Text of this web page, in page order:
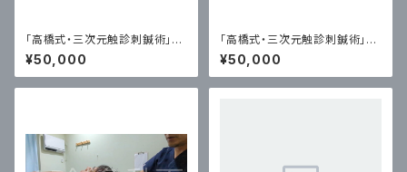
「高橋式・三次元触診刺鍼術」鍼
灸 取穴の仕方
¥50,000
「高橋式・三次元触診刺鍼術」頭
鍼 実技動画
¥50,000